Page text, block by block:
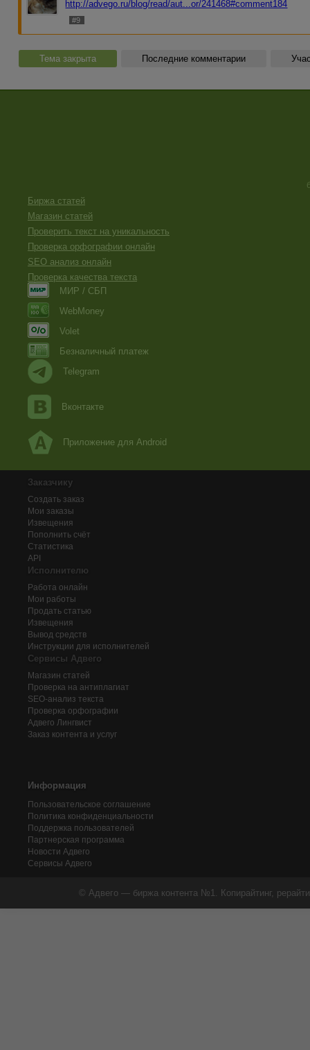
http://advego.ru/blog/read/aut...or/241468#comment184
#9
Тема закрыта Последние комментарии
Биржа статей
Магазин статей
Проверить текст на уникальность
Проверка орфографии онлайн
SEO анализ онлайн
Проверка качества текста
МИР / СБП
WebMoney
Volet
Безналичный платеж
Telegram
Вконтакте
Приложение для Android
Заказчику
Создать заказ
Мои заказы
Извещения
Пополнить счёт
Статистика
API
Исполнителю
Работа онлайн
Мои работы
Продать статью
Извещения
Вывод средств
Инструкции для исполнителей
Сервисы Адвего
Магазин статей
Проверка на антиплагиат
SEO-анализ текста
Проверка орфографии
Адвего Лингвист
Заказ контента и услуг
Информация
Пользовательское соглашение
Политика конфиденциальности
Поддержка пользователей
Партнерская программа
Новости Адвего
Сервисы Адвего
© Адвего — биржа контента №1. Копирайтинг,